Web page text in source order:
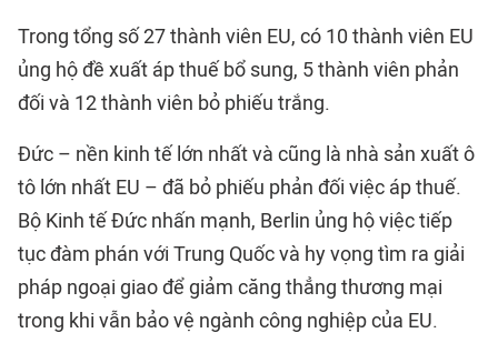
Trong tổng số 27 thành viên EU, có 10 thành viên EU
ủng hộ đề xuất áp thuế bổ sung, 5 thành viên phản
đối và 12 thành viên bỏ phiếu trắng.
Đức – nền kinh tế lớn nhất và cũng là nhà sản xuất ô
tô lớn nhất EU – đã bỏ phiếu phản đối việc áp thuế.
Bộ Kinh tế Đức nhấn mạnh, Berlin ủng hộ việc tiếp
tục đàm phán với Trung Quốc và hy vọng tìm ra giải
pháp ngoại giao để giảm căng thẳng thương mại
trong khi vẫn bảo vệ ngành công nghiệp của EU.